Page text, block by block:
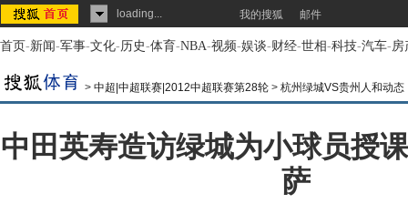
loading... 我的搜狐 邮件
首页-新闻-军事-文化-历史-体育-NBA-视频-娱谈-财经-世相-科技-汽车-房
> 中超|中超联赛|2012中超联赛第28轮 > 杭州绿城VS贵州人和动态
中田英寿造访绿城为小球员授
萨